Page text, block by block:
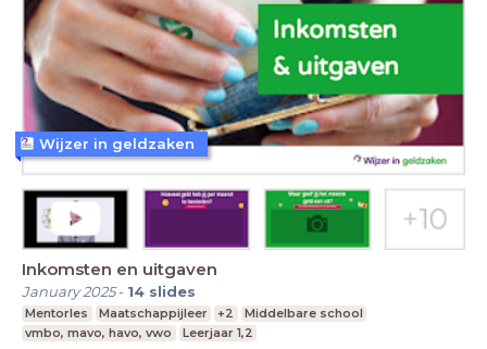
Inkomsten en uitgaven
January 2025- 14 slides
Mentorles Maatschappijleer +2
Middelbare school
vmbo, mavo, havo, vwo
Leerjaar 1,2
Wijzer in geldzaken